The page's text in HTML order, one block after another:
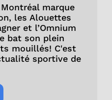
marque
les Alouettes
et l’Omnium
bat son plein
mouillés! C'est
sportive de